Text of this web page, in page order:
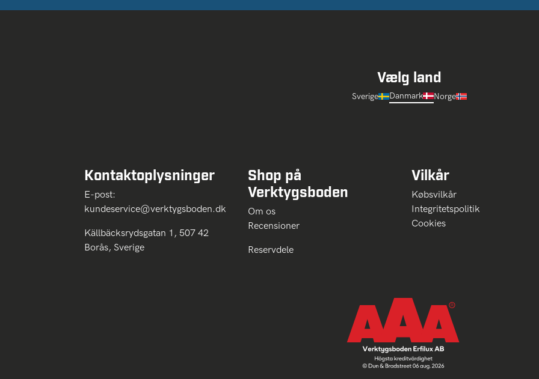
Vælg land
Sverige Danmark Norge
Kontaktoplysninger
E-post:
kundeservice@verktygsboden.dk
Källbäcksrydsgatan 1, 507 42
Borås, Sverige
Shop på
Verktygsboden
Om os
Recensioner
Reservdele
Vilkår
Købsvilkår
Integritetspolitik
Cookies